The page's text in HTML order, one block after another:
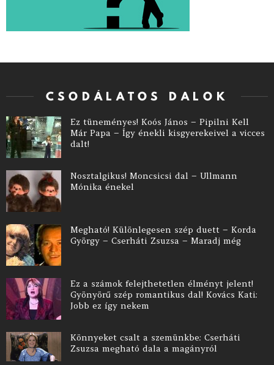
CSODÁLATOS DALOK
Ez tüneményes! Koós János – Pipilni Kell
Már Papa – Így énekli kisgyerekeivel a vicces
dalt!
Nosztalgikus! Moncsicsi dal – Ullmann
Mónika énekel
Megható! Különlegesen szép duett – Korda
György – Cserháti Zsuzsa – Maradj még
Ez a számok felejthetetlen élményt jelent!
Gyönyörű szép romantikus dal! Kovács Kati:
Jobb ez így nekem
Könnyeket csalt a szemünkbe: Cserháti
Zsuzsa megható dala a magányról